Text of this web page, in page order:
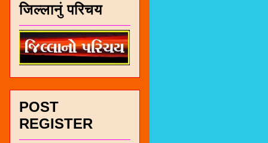
जिल्लानुं परिचय
POST
REGISTER